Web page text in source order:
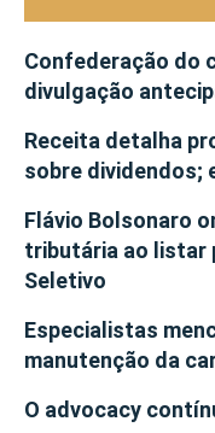
Confederação do
divulgação
Receita detalha
sobre dividendos;
Flávio Bolsonaro
tributária ao listar
Seletivo
Especialistas
manutenção da
O advocacy